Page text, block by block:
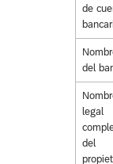
de
del
legal
del